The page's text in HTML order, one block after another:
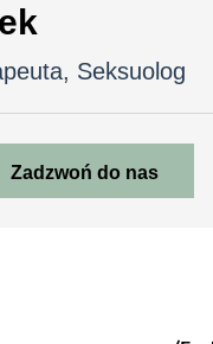
Seksuolog
Zadzwoń do nas